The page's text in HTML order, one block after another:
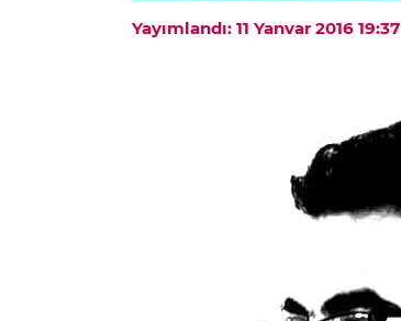
Yayımlandı: 11 Yanvar 2016 19:37